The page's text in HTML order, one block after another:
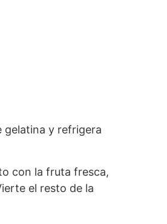
gelatina y refrigera
con la fruta fresca,
el resto de la